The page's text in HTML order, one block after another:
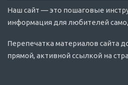
Наш сайт — это пошаговые
информация для любителей
Перепечатка материалов сайта
прямой, активной ссылкой на